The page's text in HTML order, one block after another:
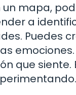
un mapa,
a
Puedes
que siente.